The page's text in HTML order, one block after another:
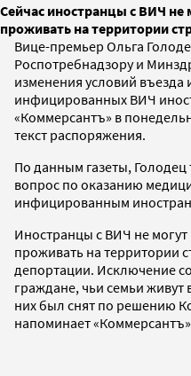
Сейчас иностранцы с ВИЧ не
проживать на территории
Вице-премьер Ольга
Роспотребнадзору и
изменения условий въезда
инфицированных ВИЧ
«Коммерсантъ» в
текст распоряжения.
По данным газеты,
вопрос по оказанию
инфицированным
Иностранцы с ВИЧ не
проживать на территории
депортации. Исключение
граждане, чьи семьи живут
них был снят по решению
напоминает